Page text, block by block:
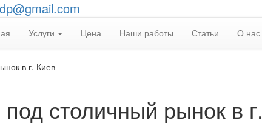
Услуги Цена Наши работы Статьи О нас
в г. Киев
столичный рынок в г.